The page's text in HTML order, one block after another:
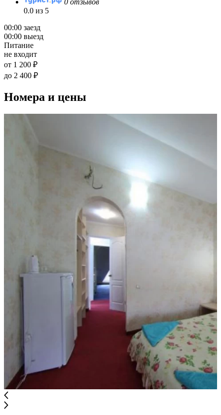
0.0 из 5
00:00 заезд
00:00 выезд
Питание
не входит
от 1 200 ₽
до 2 400 ₽
Номера и цены